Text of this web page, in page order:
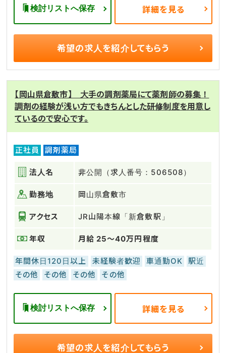
検討リストへ保存 詳細を見る
希望の求人を紹介してもらう
【岡山県倉敷市】 大手の調剤薬局にて薬剤師の募集！
調剤の経験が浅い方でもきちんとした研修制度を用意し
ているので安心です。
正社員 調剤薬局
法人名 非公開（求人番号：506508）
勤務地 岡山県倉敷市
アクセス JR山陽本線「新倉敷駅」
年収 月給 25～40万円程度
年間休日120日以上 未経験者歓迎 車通勤OK
駅近
その他
その他 その他 その他
検討リストへ保存 詳細を見る
希望の求人を紹介してもらう